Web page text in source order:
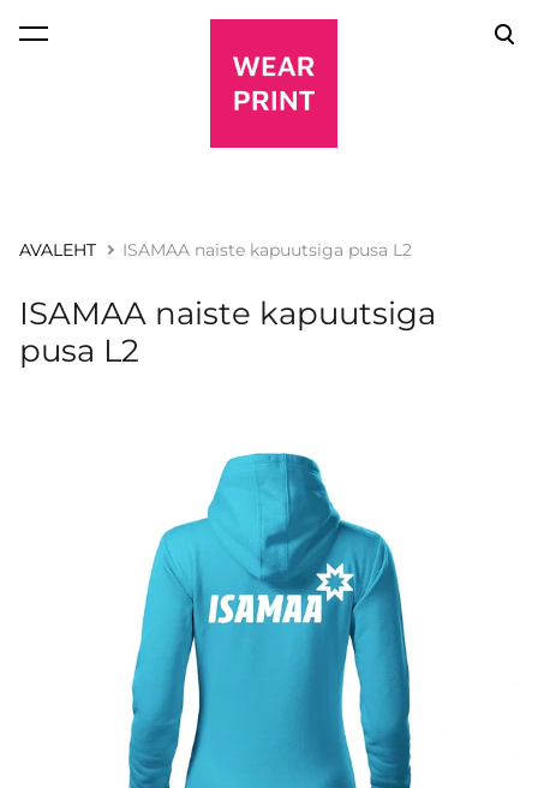
lisati ostukorvi.
AVALEHT ISAMAA naiste kapuutsiga pusa L2
ISAMAA naiste kapuutsiga
pusa L2